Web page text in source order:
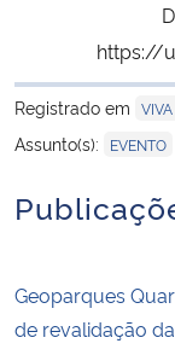
https://
Registrado em
Assunto(s): EVENTO
Geoparques
de revalidação